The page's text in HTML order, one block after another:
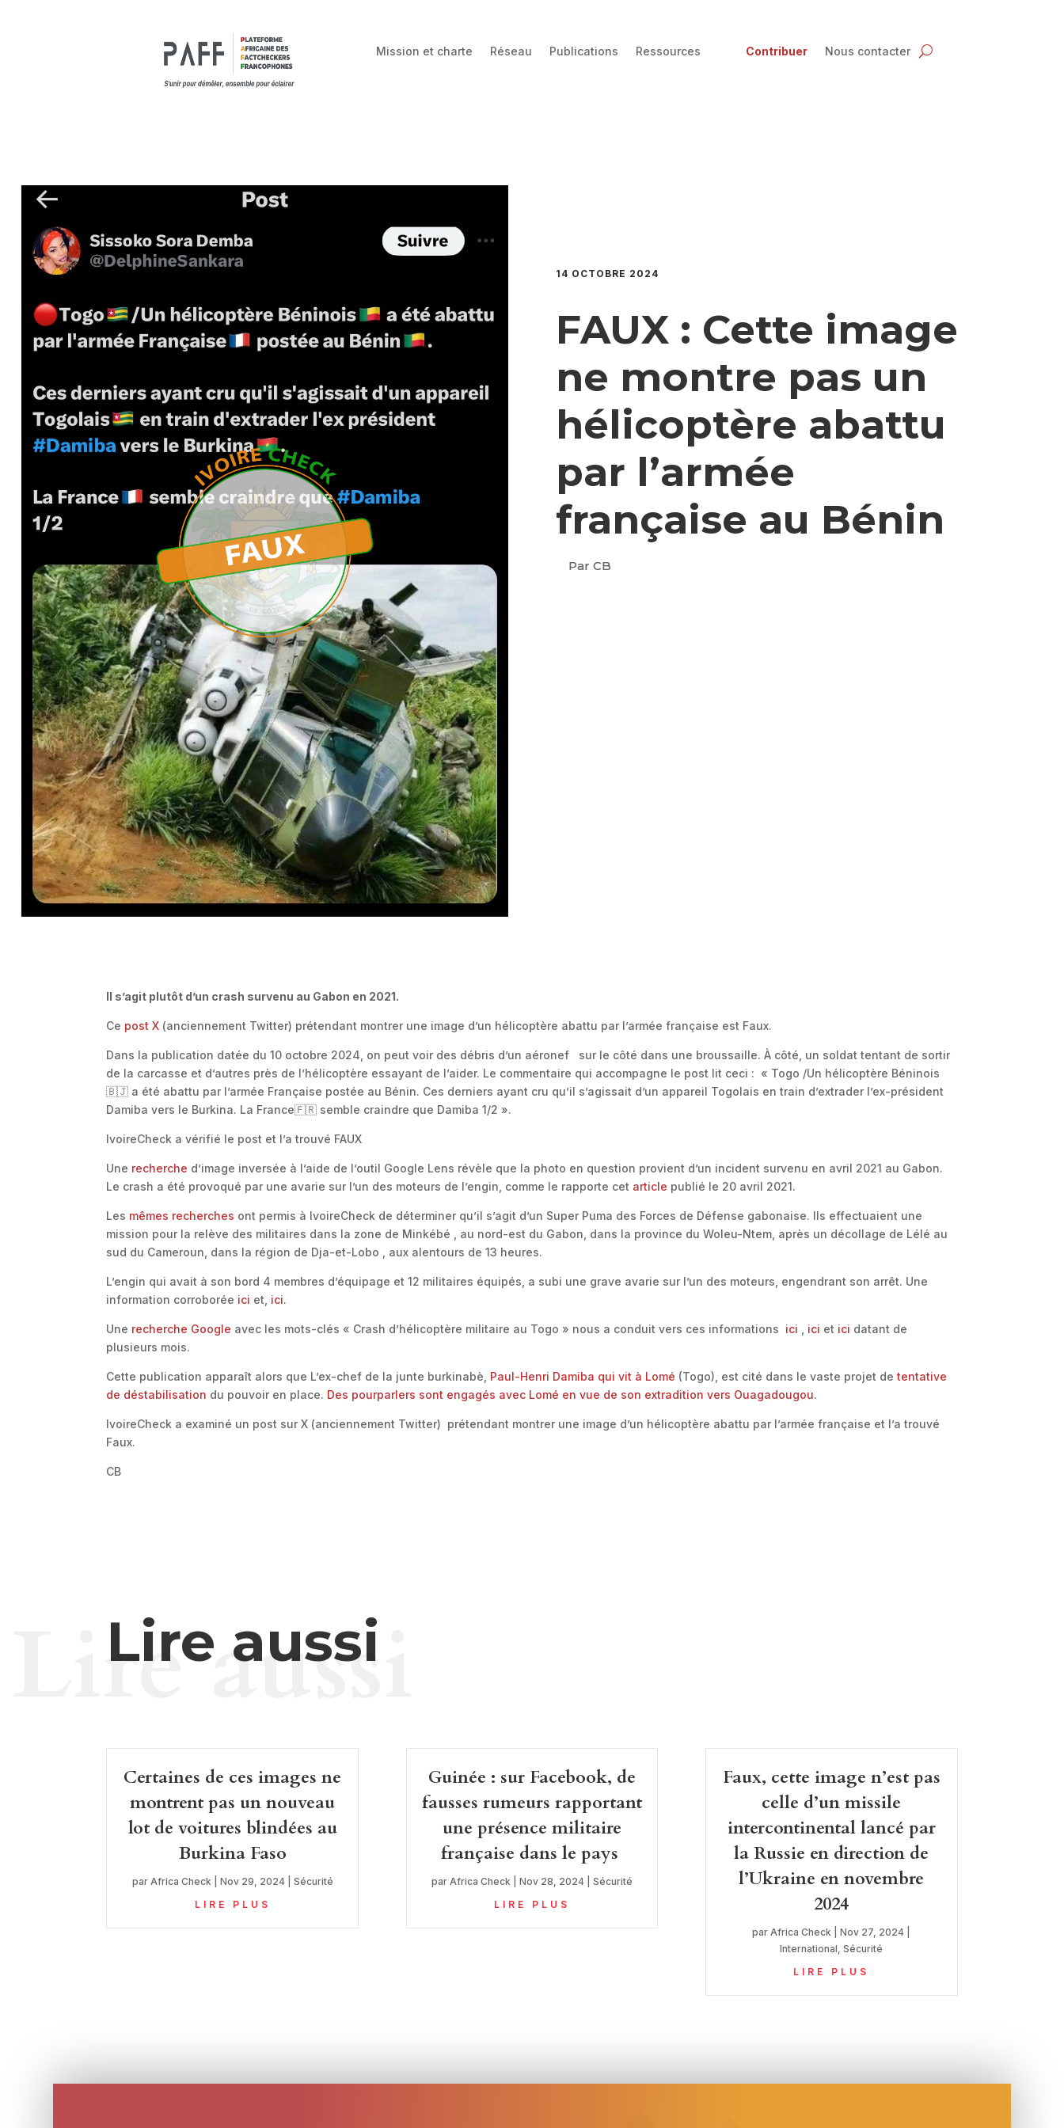
Mission et charte Réseau Publications Ressources Contribuer Nous contacter
14 OCTOBRE 2024
FAUX : Cette image
ne montre pas un
hélicoptère abattu
par l’armée
française au Bénin
Par CB
Il s’agit plutôt d’un crash survenu au Gabon en 2021.
Ce post X (anciennement Twitter) prétendant montrer une image d’un hélicoptère abattu par l’armée française est Faux.
Dans la publication datée du 10 octobre 2024, on peut voir des débris d’un aéronef sur le côté dans une broussaille. À côté, un soldat tentant de sortir
de la carcasse et d’autres près de l’hélicoptère essayant de l’aider. Le commentaire qui accompagne le post lit ceci : « Togo /Un hélicoptère Béninois
🇧🇯 a été abattu par l’armée Française postée au Bénin. Ces derniers ayant cru qu’il s’agissait d’un appareil Togolais en train d’extrader l’ex-président
Damiba vers le Burkina. La France🇫🇷 semble craindre que Damiba 1/2 ».
IvoireCheck a vérifié le post et l’a trouvé FAUX
Une recherche d’image inversée à l’aide de l’outil Google Lens révèle que la photo en question provient d’un incident survenu en avril 2021 au Gabon.
Le crash a été provoqué par une avarie sur l’un des moteurs de l’engin, comme le rapporte cet article publié le 20 avril 2021.
Les mêmes recherches ont permis à IvoireCheck de déterminer qu’il s’agit d’un Super Puma des Forces de Défense gabonaise. Ils effectuaient une
mission pour la relève des militaires dans la zone de Minkébé , au nord-est du Gabon, dans la province du Woleu-Ntem, après un décollage de Lélé au
sud du Cameroun, dans la région de Dja-et-Lobo , aux alentours de 13 heures.
L’engin qui avait à son bord 4 membres d’équipage et 12 militaires équipés, a subi une grave avarie sur l’un des moteurs, engendrant son arrêt. Une
information corroborée ici et, ici.
Une recherche Google avec les mots-clés « Crash d’hélicoptère militaire au Togo » nous a conduit vers ces informations ici ici et ici datant de
plusieurs mois.
Cette publication apparaît alors que L’ex-chef de la junte burkinabè, Paul-Henri Damiba qui vit à Lomé (Togo), est cité dans le vaste projet detentative
de déstabilisation du pouvoir en place. Des pourparlers sont engagés avec Lomé en vue de son extradition vers Ouagadougou.
IvoireCheck a examiné un post sur X (anciennement Twitter) prétendant montrer une image d’un hélicoptère abattu par l’armée française et l’a trouvé
Faux.
CB
Lire aussi
Lire aussi
Certaines de ces images ne
montrent pas un nouveau
lot de voitures blindées au
Burkina Faso
par Africa Check Nov 29, 2024| Sécurité
LIRE PLUS
Guinée : sur Facebook, de
fausses rumeurs rapportant
une présence militaire
française dans le pays
par Africa Check Nov 28, 2024| Sécurité
LIRE PLUS
Faux, cette image n’est pas
celle d’un missile
intercontinental lancé par
la Russie en direction de
l’Ukraine en novembre
2024
par Africa Check |Nov 27, 2024
International ,Sécurité
LIRE PLUS